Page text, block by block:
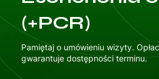
(+PCR)
Pamiętaj o umówieniu wizyty.
gwarantuje dostępności terminu.